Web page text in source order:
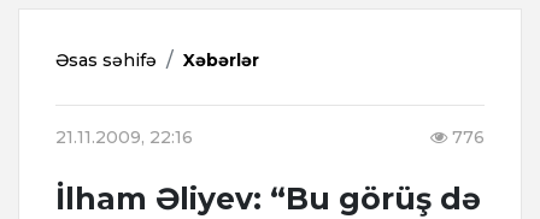
Əsas səhifə Xəbərlər
21.11.2009, 22:16 776
İlham Əliyev: “Bu görüş də